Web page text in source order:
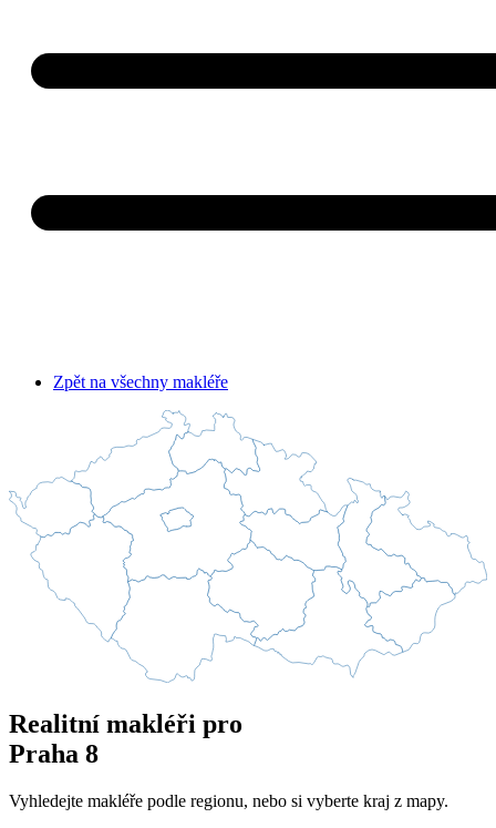
Zpět na všechny makléře
Realitní makléři pro
Praha 8
Vyhledejte makléře podle regionu, nebo si vyberte kraj z mapy.